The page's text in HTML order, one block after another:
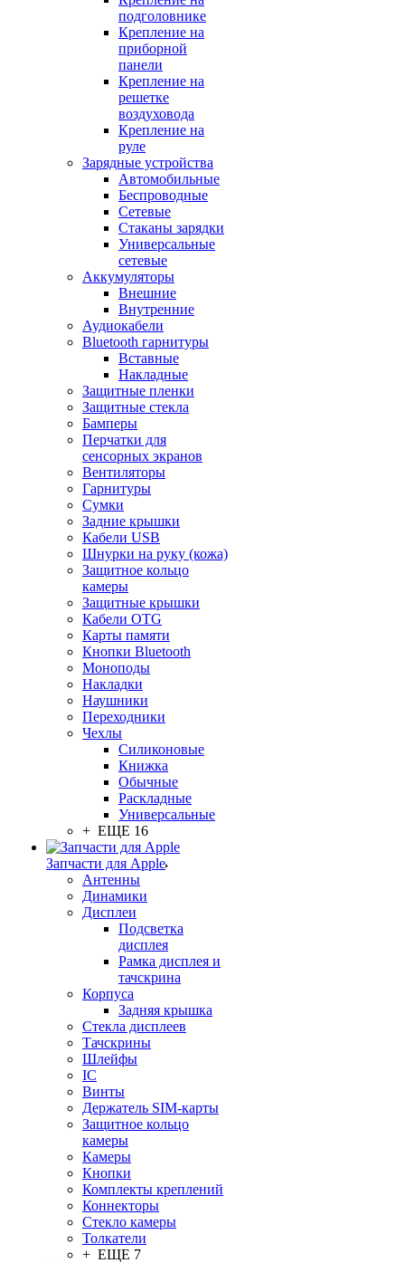
подголовнике
Крепление на
приборной
панели
Крепление на
решетке
воздуховода
Крепление на
руле
Зарядные устройства
Автомобильные
Беспроводные
Сетевые
Стаканы зарядки
Универсальные
сетевые
Аккумуляторы
Внешние
Внутренние
Аудиокабели
Bluetooth гарнитуры
Вставные
Накладные
Защитные пленки
Защитные стекла
Бамперы
Перчатки для
сенсорных экранов
Вентиляторы
Гарнитуры
Сумки
Задние крышки
Кабели USB
Шнурки на руку (кожа)
Защитное кольцо
камеры
Защитные крышки
Кабели OTG
Карты памяти
Кнопки Bluetooth
Моноподы
Накладки
Наушники
Переходники
Чехлы
Силиконовые
Книжка
Обычные
Раскладные
Универсальные
+ ЕЩЕ 16
Запчасти для Apple
Антенны
Динамики
Дисплеи
Подсветка
дисплея
Рамка дисплея и
тачскрина
Корпуса
Задняя крышка
Стекла дисплеев
Тачскрины
Шлейфы
IC
Винты
Держатель SIM-карты
Защитное кольцо
камеры
Камеры
Кнопки
Комплекты креплений
Коннекторы
Стекло камеры
Толкатели
+ ЕЩЕ 7